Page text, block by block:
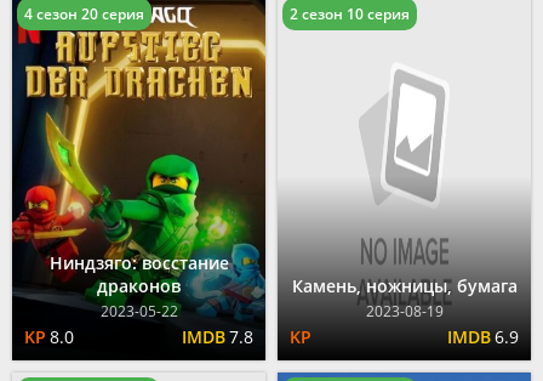
Ниндзяго: восстание
драконов
2023-05-22
8.0 7.8
4 сезон 20 серия
Камень, ножницы, бумага
2023-08-19
6.9
2 сезон 10 серия